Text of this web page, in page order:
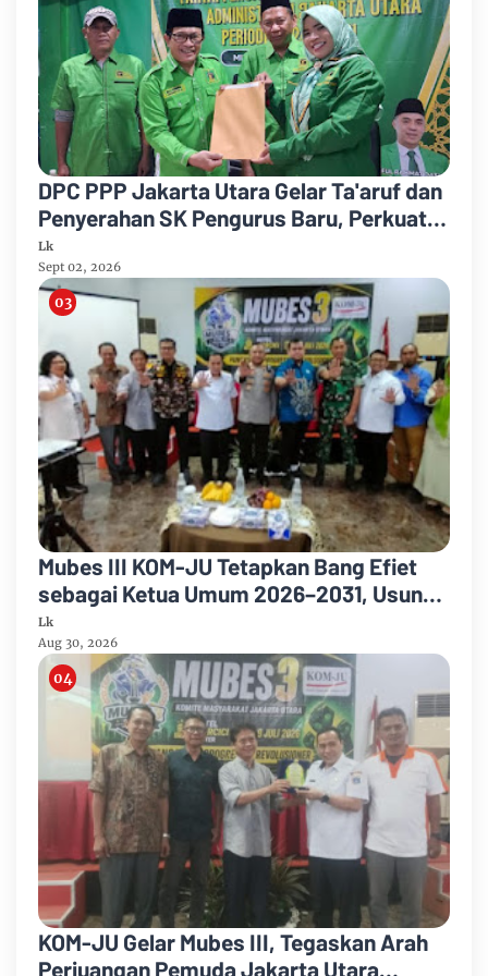
DPC PPP Jakarta Utara Gelar Ta'aruf dan
Penyerahan SK Pengurus Baru, Perkuat
Konsolidasi Jelang Musancab 2026
Lk
Sept 02, 2026
Mubes III KOM-JU Tetapkan Bang Efiet
sebagai Ketua Umum 2026–2031, Usung
Semangat Persatuan dan Pengabdian
Lk
Aug 30, 2026
KOM-JU Gelar Mubes III, Tegaskan Arah
Perjuangan Pemuda Jakarta Utara